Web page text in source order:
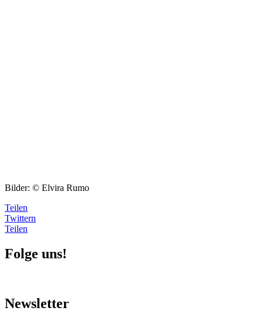
Bilder: © Elvira Rumo
Teilen
Twittern
Teilen
Folge uns!
Newsletter